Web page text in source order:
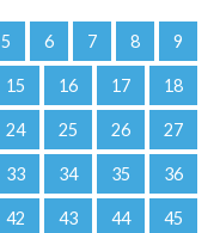
5 6 7 8 9
15 16 17 18
24 25 26 27
33 34 35 36
42 43 44 45